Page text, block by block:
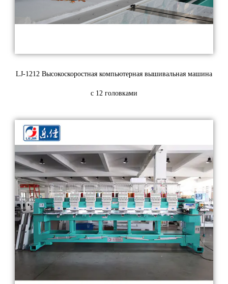
LJ-1212 Высокоскоростная компьютерная вышивальная машина
с 12 головками